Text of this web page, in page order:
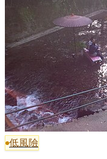
低風險